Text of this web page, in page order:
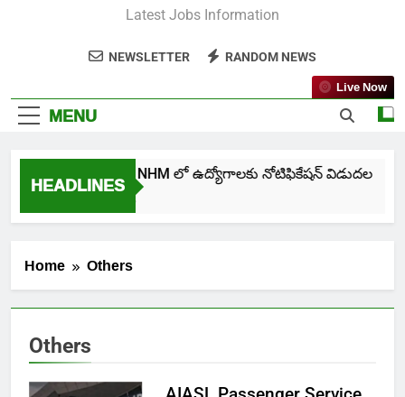
Latest Jobs Information
NEWSLETTER RANDOM NEWS
MENU
Live Now
HEADLINES
తెలంగాణ NHM లో ఉద్యోగాలకు నోటిఫికేషన్ విడుదల
Home Others
Others